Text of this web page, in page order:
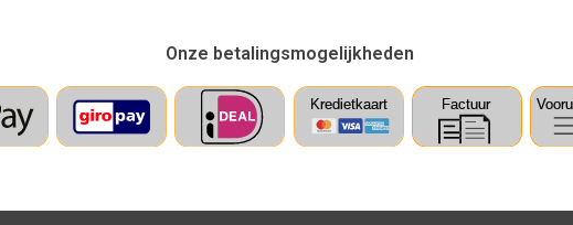
Onze betalingsmogelijkheden